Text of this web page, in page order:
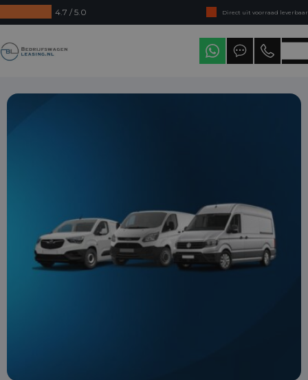
4.7 / 5.0
Direct uit voorraad leverbaar
Levering in heel Nederland